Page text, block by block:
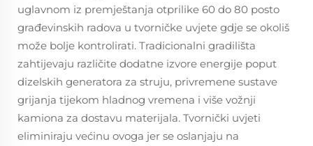
uglavnom iz premještanja otprilike 60 do 80 posto
građevinskih radova u tvorničke uvjete gdje se okoliš
može bolje kontrolirati. Tradicionalni gradilišta
zahtijevaju različite dodatne izvore energije poput
dizelskih generatora za struju, privremene sustave
grijanja tijekom hladnog vremena i više vožnji
kamiona za dostavu materijala. Tvornički uvjeti
eliminiraju većinu ovoga jer se oslanjaju na